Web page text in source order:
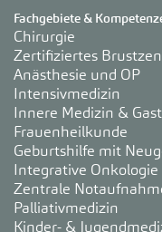
Fachgebiete &
Chirurgie
Zertifiziertes
Anästhesie und OP
Intensivmedizin
Innere Medizin &
Frauenheilkunde
Geburtshilfe mit
Integrative Onkologie
Zentrale
Palliativmedizin
Kinder- &